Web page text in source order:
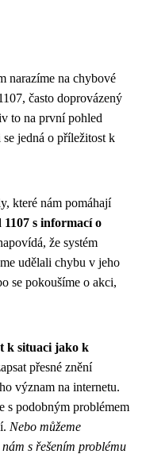
narazíme na chybové
často doprovázený
to na první pohled
jedná o příležitost k
které nám pomáhají
1107 s informací o
že systém
udělali chybu v jeho
se pokoušíme o akci,
k situaci jako k
přesné znění
význam na internetu.
s podobným problémem
Nebo můžeme
s řešením problému